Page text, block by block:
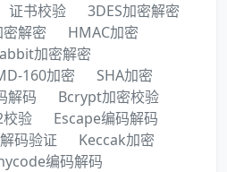
证书校验
3DES加密解密
密解密
HMAC加密
加密解密
160加密
SHA加密
解码
Bcrypt加密校验
校验
Escape编码解码
码验证
Keccak加密
编码解码